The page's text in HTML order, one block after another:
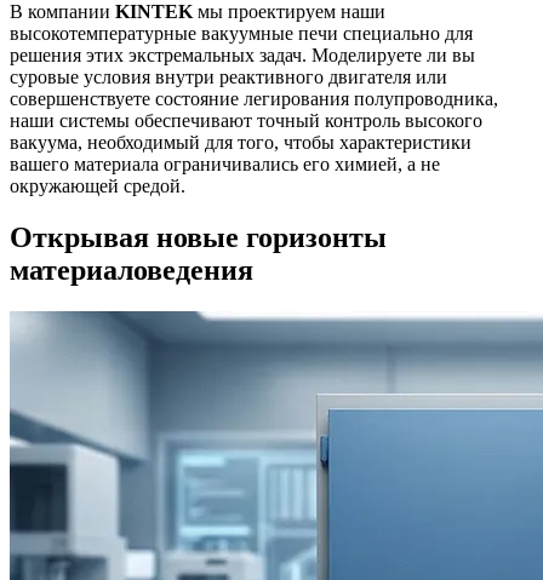
В компании KINTEK мы проектируем наши
высокотемпературные вакуумные печи специально для
решения этих экстремальных задач. Моделируете ли вы
суровые условия внутри реактивного двигателя или
совершенствуете состояние легирования полупроводника,
наши системы обеспечивают точный контроль высокого
вакуума, необходимый для того, чтобы характеристики
вашего материала ограничивались его химией, а не
окружающей средой.
Открывая новые горизонты
материаловедения